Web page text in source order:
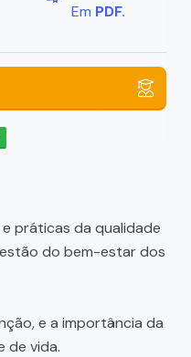
Em PDF.
práticas da qualidade
do bem-estar dos
e a importância da
de vida.